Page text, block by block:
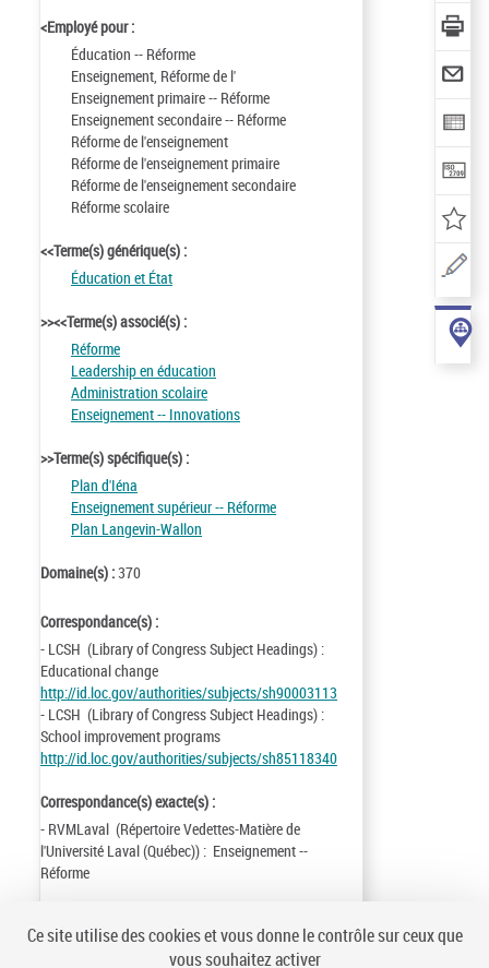
<Employé pour :
Éducation -- Réforme
Enseignement, Réforme de l'
Enseignement primaire -- Réforme
Enseignement secondaire -- Réforme
Réforme de l'enseignement
Réforme de l'enseignement primaire
Réforme de l'enseignement secondaire
Réforme scolaire
<<Terme(s) générique(s) :
Éducation et État
>><<Terme(s) associé(s) :
Réforme
Leadership en éducation
Administration scolaire
Enseignement -- Innovations
>>Terme(s) spécifique(s) :
Plan d'Iéna
Enseignement supérieur -- Réforme
Plan Langevin-Wallon
Domaine(s) :370
Correspondance(s) :
- LCSH (Library of Congress Subject Headings) :
Educational change
http://id.loc.gov/authorities/subjects/sh90003113
- LCSH (Library of Congress Subject Headings) :
School improvement programs
http://id.loc.gov/authorities/subjects/sh85118340
Correspondance(s) exacte(s) :
- RVMLaval (Répertoire Vedettes-Matière de
l'Université Laval (Québec)) : Enseignement --
Réforme
Notice n° :FRBNF11936530
Ce site utilise des cookies et vous donne le contrôle sur ceux que
vous souhaitez activer